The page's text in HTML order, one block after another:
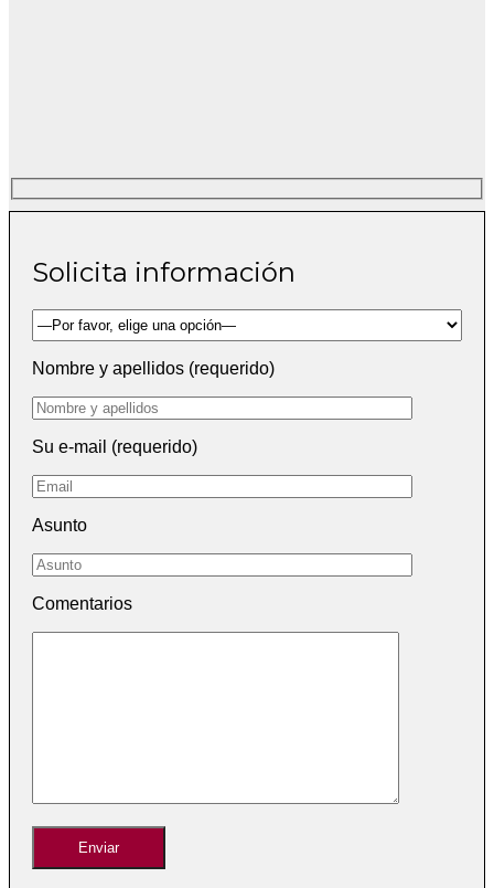
Solicita información
Nombre y apellidos (requerido)
Su e-mail (requerido)
Asunto
Comentarios